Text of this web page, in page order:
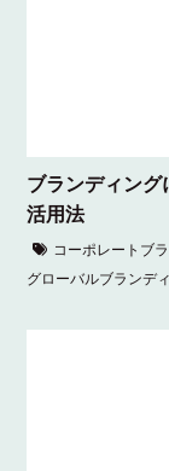
ブランディング
活用法
コーポレートブ
グローバルブランデ